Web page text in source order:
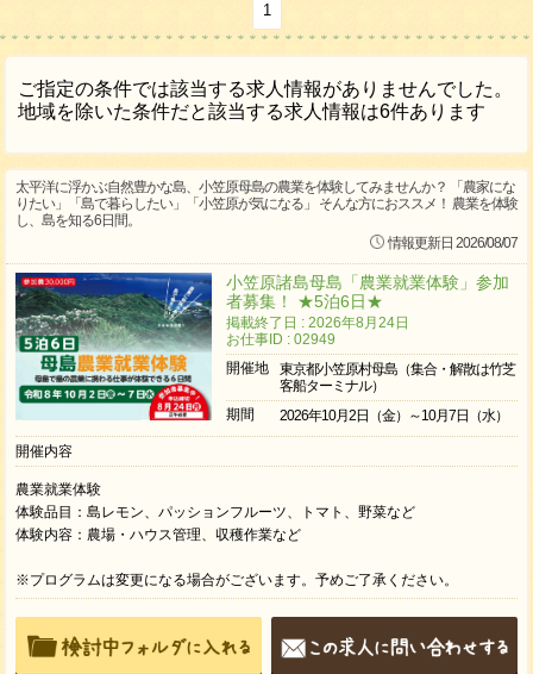
1
ご指定の条件では該当する求人情報がありませんでした。
地域を除いた条件だと該当する求人情報は6件あります
太平洋に浮かぶ自然豊かな島、小笠原母島の農業を体験してみませんか？ 「農家にな
りたい」「島で暮らしたい」「小笠原が気になる」 そんな方におススメ！ 農業を体験
し、島を知る6日間。
情報更新日 2026/08/07
小笠原諸島母島「農業就業体験」参加
者募集！ ★5泊6日★
掲載終了日 : 2026年8月24日
お仕事ID : 02949
開催地
東京都小笠原村母島（集合・解散は竹芝
客船ターミナル）
期間
2026年10月2日（金）～10月7日（水）
開催内容
農業就業体験
体験品目：島レモン、パッションフルーツ、トマト、野菜など
体験内容：農場・ハウス管理、収穫作業など
※プログラムは変更になる場合がございます。予めご了承ください。